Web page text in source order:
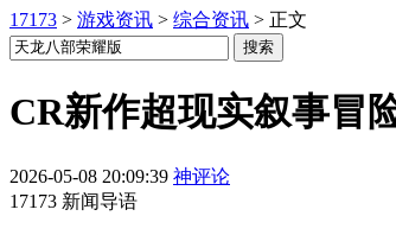
17173 > 游戏资讯 > 综合资讯 > 正文
CR新作超现实叙事冒
2026-05-08 20:09:39 神评论
17173 新闻导语